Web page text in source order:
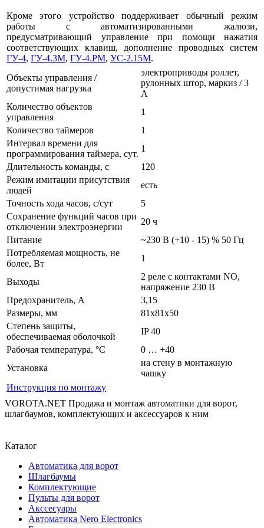
Кроме этого устройство поддерживает обычный режим
работы с автоматизированными жалюзи,
предусматривающий управление при помощи нажатия
соответствующих клавиш, дополнение проводных систем
ГУ-4, ГУ-4.3M, ГУ-4.РМ, УС-2.15М.
Объекты управления /
допустимая нагрузка
электроприводы роллет,
рулонных штор, маркиз / 3
А
Количество объектов
управления
1
Количество таймеров
1
Интервал времени для
программирования таймера, сут.
1
Длительность команды, с
120
Режим имитации присутствия
людей
есть
Точность хода часов, с/сут
5
Сохранение функций часов при
отключении электроэнергии
20 ч
Питание
~230 В (+10 - 15) % 50 Гц
Потребляемая мощность, не
более, Вт
1
Выходы
2 реле с контактами NO,
напряжение 230 В
Предохранитель, А
3,15
Размеры, мм
81х81х50
Степень защиты,
обеспечиваемая оболочкой
IP 40
Рабочая температура, °C
0 … +40
Установка
на стену в монтажную
чашку
Инструкция по монтажу
VOROTA.NET Продажа и монтаж автоматики для ворот,
шлагбаумов, комплектующих и аксессуаров к ним
Каталог
Автоматика для ворот
Шлагбаумы
Комплектующие
Пульты для ворот
Акссесуары
Автоматика Nero Electronics